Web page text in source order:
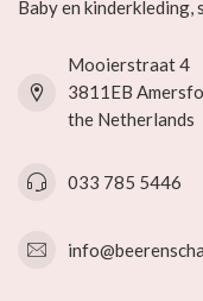
Baby en kinderkleding,
Mooierstraat 4
3811EB
the Netherlands
033 785 5446